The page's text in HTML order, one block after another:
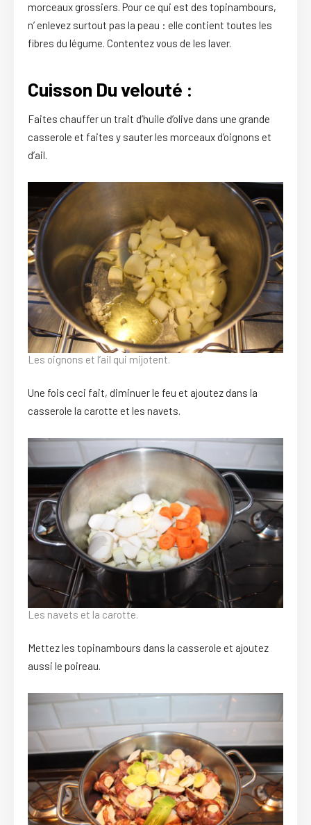
morceaux grossiers. Pour ce qui est des topinambours,
n’ enlevez surtout pas la peau : elle contient toutes les
fibres du légume. Contentez vous de les laver.
Cuisson Du velouté :
Faites chauffer un trait d’huile d’olive dans une grande
casserole et faites y sauter les morceaux d’oignons et
d’ail.
Les oignons et l’ail qui mijotent.
Une fois ceci fait, diminuer le feu et ajoutez dans la
casserole la carotte et les navets.
Les navets et la carotte.
Mettez les topinambours dans la casserole et ajoutez
aussi le poireau.